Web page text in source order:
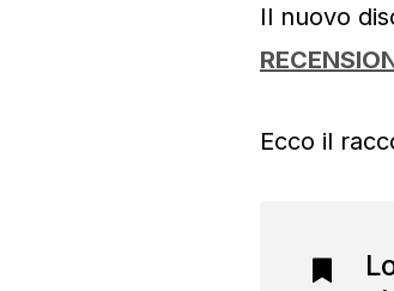
Il nuovo
Ecco il